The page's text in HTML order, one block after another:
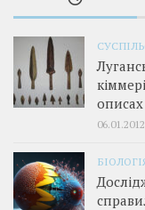
06.01.2012